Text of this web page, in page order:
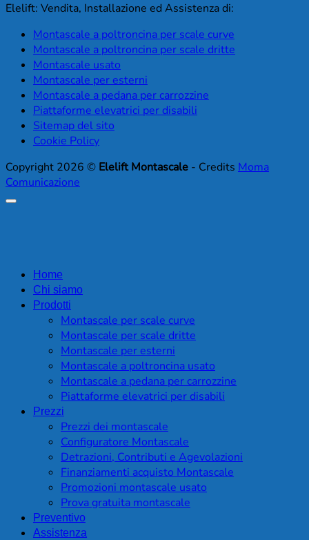
Elelift: Vendita, Installazione ed Assistenza di:
Montascale a poltroncina per scale curve
Montascale a poltroncina per scale dritte
Montascale usato
Montascale per esterni
Montascale a pedana per carrozzine
Piattaforme elevatrici per disabili
Sitemap del sito
Cookie Policy
Copyright 2026 © Elelift Montascale - Credits Moma
Comunicazione
Home
Chi siamo
Prodotti
Montascale per scale curve
Montascale per scale dritte
Montascale per esterni
Montascale a poltroncina usato
Montascale a pedana per carrozzine
Piattaforme elevatrici per disabili
Prezzi
Prezzi dei montascale
Configuratore Montascale
Detrazioni, Contributi e Agevolazioni
Finanziamenti acquisto Montascale
Promozioni montascale usato
Prova gratuita montascale
Preventivo
Assistenza